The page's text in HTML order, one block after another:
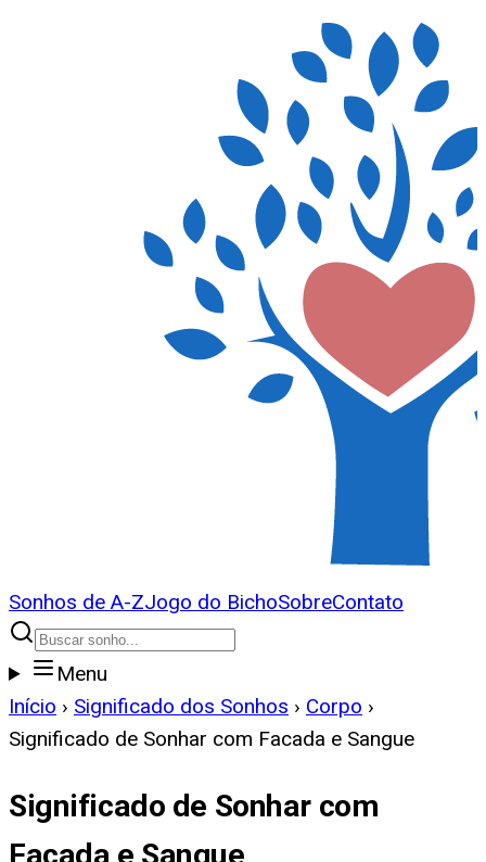
Sonhos de A-ZJogo do BichoSobreContato
Menu
Início › Significado dos Sonhos › Corpo ›
Significado de Sonhar com Facada e Sangue
Significado de Sonhar com
Facada e Sangue